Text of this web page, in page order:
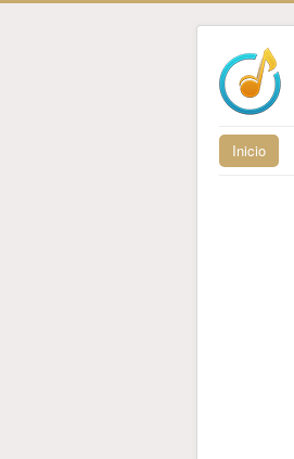
Inicio